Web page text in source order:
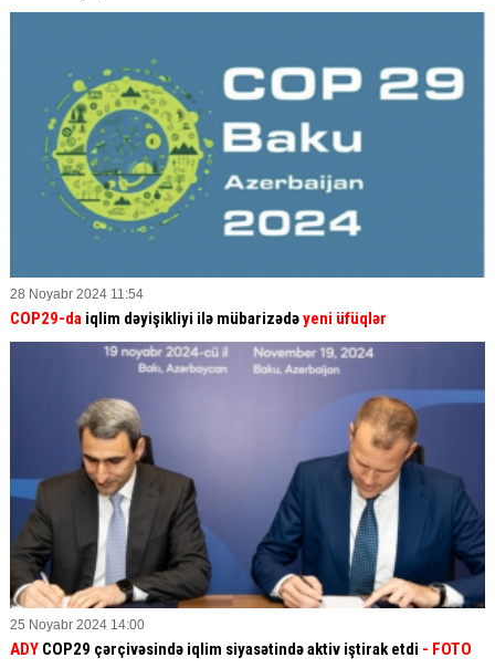
28 Noyabr 2024 11:54
COP29-da iqlim dəyişikliyi ilə mübarizədəyeni üfüqlər
25 Noyabr 2024 14:00
ADY COP29 çərçivəsində iqlim siyasətində aktiv iştirak etdi - FOTO